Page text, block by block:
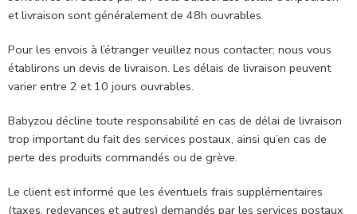
et livraison sont généralement de 48h ouvrables.
Pour les envois à l’étranger veuillez nous contacter; nous vous
établirons un devis de livraison. Les délais de livraison peuvent
varier entre 2 et 10 jours ouvrables.
Babyzou décline toute responsabilité en cas de délai de livraison
trop important du fait des services postaux, ainsi qu’en cas de
perte des produits commandés ou de grève.
Le client est informé que les éventuels frais supplémentaires
(taxes, redevances et autres) demandés par les services postaux